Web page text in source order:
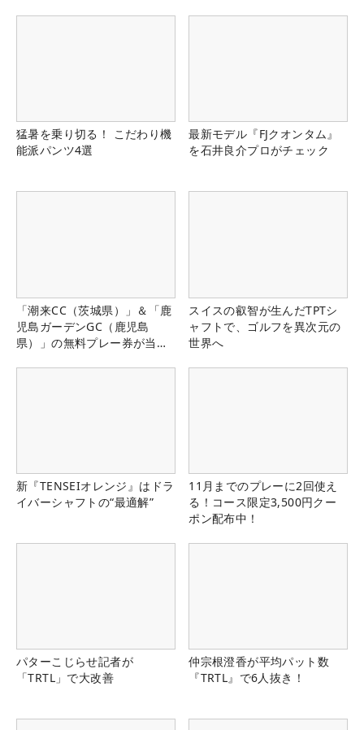
猛暑を乗り切る！ こだわり機
能派パンツ4選
最新モデル『FJクオンタム』
を石井良介プロがチェック
「潮来CC（茨城県）」＆「鹿
児島ガーデンGC（鹿児島
県）」の無料プレー券が当た
スイスの叡智が生んだTPTシ
ャフトで、ゴルフを異次元の
世界へ
新『TENSEIオレンジ』はドラ
イバーシャフトの“最適解”
11月までのプレーに2回使え
る！コース限定3,500円クー
ポン配布中！
パターこじらせ記者が
「TRTL」で大改善
仲宗根澄香が平均パット数
『TRTL』で6人抜き！